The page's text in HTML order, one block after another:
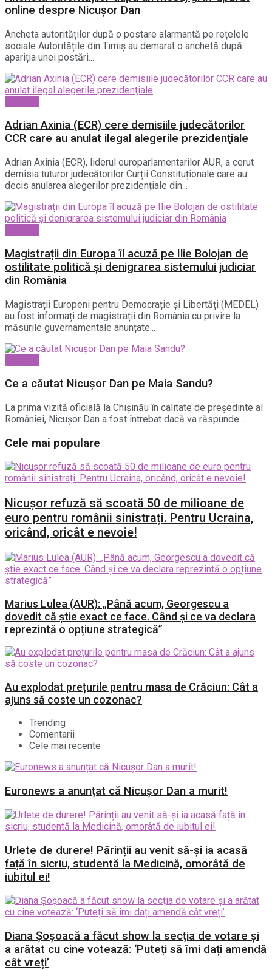
online despre Nicușor Dan
Ancheta autorităților după o postare alarmantă pe rețelele
sociale Autoritățile din Timiș au demarat o anchetă după
apariția unei postări...
Adrian Axinia (ECR) cere demisiile judecătorilor
CCR care au anulat ilegal alegerile prezidenţiale
Adrian Axinia (ECR), liderul europarlamentarilor AUR, a cerut
demisia tuturor judecătorilor Curții Constituționale care au
decis anularea alegerilor prezidențiale din...
Magistrații din Europa îl acuză pe Ilie Bolojan de
ostilitate politică și denigrarea sistemului judiciar
din România
Magistrații Europeni pentru Democrație și Libertăți (MEDEL)
au fost informați de magistrații din România cu privire la
măsurile guvernamentale anunțate...
Ce a căutat Nicușor Dan pe Maia Sandu?
La prima vizită oficială la Chișinău în calitate de președinte al
României, Nicușor Dan a fost întrebat dacă va răspunde...
Cele mai populare
Nicușor refuză să scoată 50 de milioane de
euro pentru românii sinistrați. Pentru Ucraina,
oricând, oricât e nevoie!
Marius Lulea (AUR): „Până acum, Georgescu a
dovedit că știe exact ce face. Când și ce va declara
reprezintă o opțiune strategică”
Au explodat prețurile pentru masa de Crăciun: Cât a
ajuns să coste un cozonac?
Trending
Comentarii
Cele mai recente
Euronews a anunțat că Nicușor Dan a murit!
Urlete de durere! Părinții au venit să-și ia acasă
față în sicriu, studentă la Medicină, omorâtă de
iubitul ei!
Diana Șoșoacă a făcut show la secția de votare și
a arătat cu cine votează: ‘Puteți să îmi dați amendă
cât vreți’